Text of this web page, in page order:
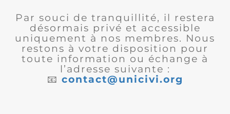
Par souci de tranquillité, il restera
désormais privé et accessible
uniquement à nos membres. Nous
restons à votre disposition pour
toute information ou échange à
l’adresse suivante :
📧 contact@unicivi.org